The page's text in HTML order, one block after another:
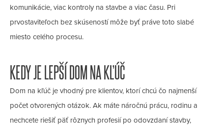
komunikácie, viac kontroly na stavbe a viac času. Pri
prvostaviteľoch bez skúseností môže byť práve toto slabé
miesto celého procesu.
KEDY JE LEPŠÍ DOM NA KĽÚČ
Dom na kľúč je vhodný pre klientov, ktorí chcú čo najmenší
počet otvorených otázok. Ak máte náročnú prácu, rodinu a
nechcete riešiť päť rôznych profesií po odovzdaní stavby,